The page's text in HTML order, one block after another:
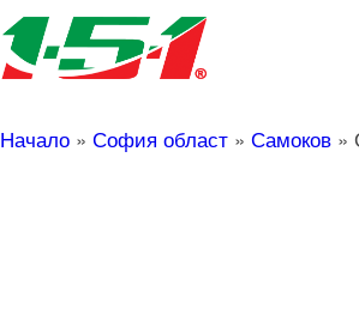
Начало » София област » Самоков »